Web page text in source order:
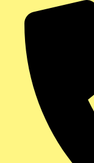
contenu